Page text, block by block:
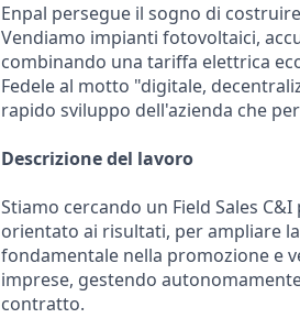
Enpal persegue il sogno di
Vendiamo impianti fotovoltaici,
combinando una tariffa elettrica
Fedele al motto "digitale,
rapido sviluppo dell'azienda che
Descrizione del lavoro
Stiamo cercando un Field Sales
orientato ai risultati, per ampliare
fondamentale nella promozione e
imprese, gestendo
contratto.